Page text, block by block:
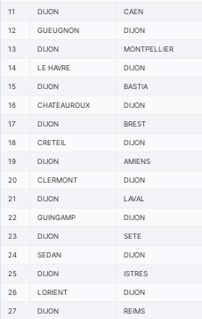
11 DIJON CAEN
12 GUEUGNON DIJON
13 DIJON MONTPELLIER
14 LE HAVRE DIJON
15 DIJON BASTIA
16 CHATEAUROUX DIJON
17 DIJON BREST
18 CRETEIL DIJON
19 DIJON AMIENS
20 CLERMONT DIJON
21 DIJON LAVAL
22 GUINGAMP DIJON
23 DIJON SETE
24 SEDAN DIJON
25 DIJON ISTRES
26 LORIENT DIJON
27 DIJON REIMS